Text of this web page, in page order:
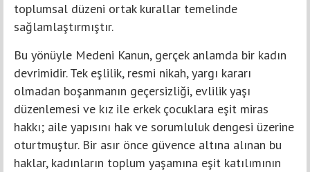
toplumsal düzeni ortak kurallar temelinde
sağlamlaştırmıştır.
Bu yönüyle Medeni Kanun, gerçek anlamda bir kadın
devrimidir. Tek eşlilik, resmi nikah, yargı kararı
olmadan boşanmanın geçersizliği, evlilik yaşı
düzenlemesi ve kız ile erkek çocuklara eşit miras
hakkı; aile yapısını hak ve sorumluluk dengesi üzerine
oturtmuştur. Bir asır önce güvence altına alınan bu
haklar, kadınların toplum yaşamına eşit katılımının